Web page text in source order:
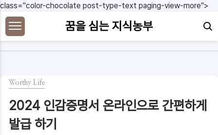
class="color-chocolate post-type-text paging-view-more">
본문 바로가기
꿈을 심는 지식농부
Worthy Life
2024 인감증명서 온라인으로 간편하게
발급 하기